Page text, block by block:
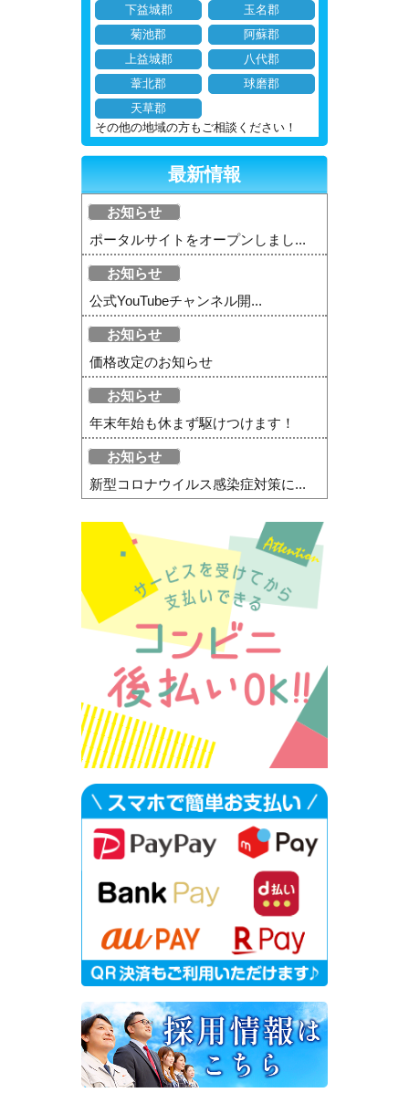
下益城郡
玉名郡
菊池郡
阿蘇郡
上益城郡
八代郡
葦北郡
球磨郡
天草郡
その他の地域の方もご相談ください！
最新情報
お知らせ
ポータルサイトをオープンしまし...
お知らせ
公式YouTubeチャンネル開...
お知らせ
価格改定のお知らせ
お知らせ
年末年始も休まず駆けつけます！
お知らせ
新型コロナウイルス感染症対策に...